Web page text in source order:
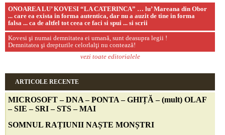
ONOAREA LU’ KOVESI “LA CATERINCA” … lu’ Mareana din Obor
... care ea exista in forma autentica, dar nu a auzit de tine in forma
falsa ... ca de altfel tot ceea ce faci si spui ... si scrii
Kovesi şi numai demnitatea ei umană, sunt deasupra legii !
Demnitatea şi drepturile celorlalţi nu contează!
vezi toate editorialele
ARTICOLE RECENTE
MICROSOFT – DNA – PONTA – GHIȚĂ – (mult) OLAF
– SIE – SRI – STS – MAI
SOMNUL RAȚIUNII NAȘTE MONȘTRI